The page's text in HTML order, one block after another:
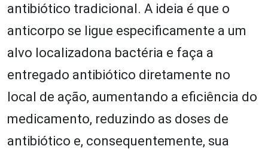
antibiótico tradicional. A ideia é que o
anticorpo se ligue especificamente a um
alvo localizadona bactéria e faça a
entregado antibiótico diretamente no
local de ação, aumentando a eficiência do
medicamento, reduzindo as doses de
antibiótico e, consequentemente, sua